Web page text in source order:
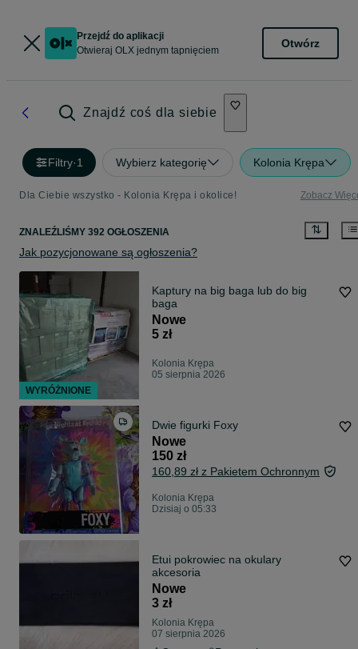
Przejdź do aplikacji
Otwieraj OLX jednym tapnięciem
Otwórz
Znajdź coś dla siebie
Filtry·1 Wybierz kategorię Kolonia Krępa
Dla Ciebie wszystko - Kolonia Krępa i okolice! Zobacz
ZNALEŹLIŚMY 392 OGŁOSZENIA
Jak pozycjonowane są ogłoszenia?
Kaptury na big baga lub do big
baga
Nowe
5 zł
Kolonia Krępa
05 sierpnia 2026
Dwie figurki Foxy
Nowe
150 zł
160,89 zł z Pakietem Ochronnym
Kolonia Krępa
Dzisiaj o 05:33
Etui pokrowiec na okulary
akcesoria
Nowe
3 zł
Kolonia Krępa
07 sierpnia 2026
WYRÓŻNIONE